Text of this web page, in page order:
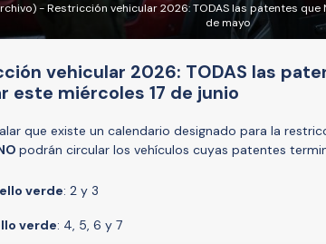
- Restricción vehicular 2026: TODAS las patentes que
de mayo
vehicular 2026: TODAS las
este miércoles 17 de junio
que existe un calendario designado para la
podrán circular los vehículos cuyas patentes
verde: 2 y 3
verde: 4, 5, 6 y 7